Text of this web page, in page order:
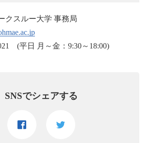
クスルー大学 事務局
(平日 月～金：9:30～18:00)
SNSでシェアする